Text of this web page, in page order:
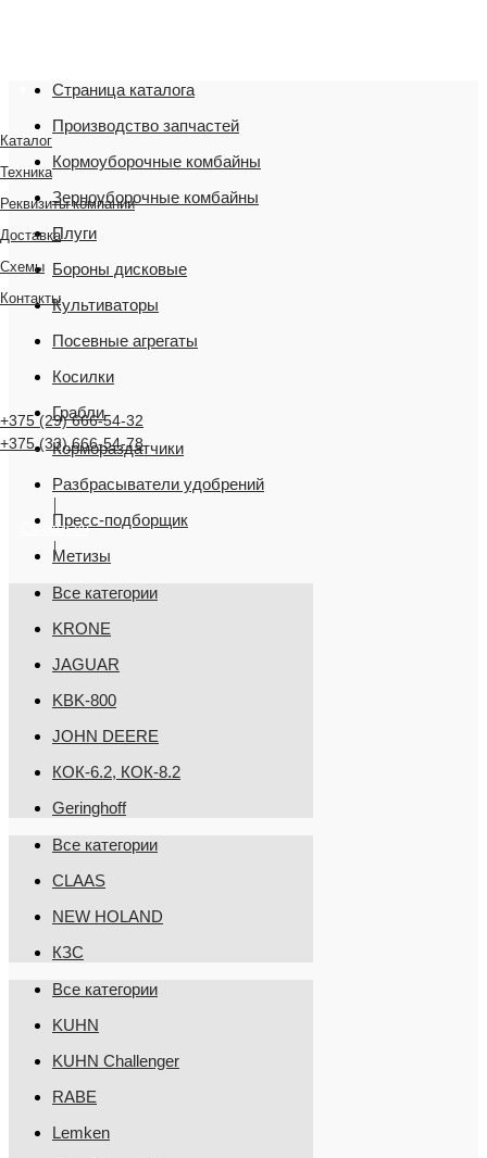
Каталог
Техника
Реквизиты компании
Доставка
Схемы
Контакты
+375 (29) 666-54-32
+375 (33) 666-54-78
Связаться
Страница каталога
Производство запчастей
Кормоуборочные комбайны
Зерноуборочные комбайны
Плуги
Бороны дисковые
Культиваторы
Посевные агрегаты
Косилки
Грабли
Кормораздатчики
Разбрасыватели удобрений
Пресс-подборщик
Метизы
Все категории
KRONE
JAGUAR
KBK-800
JOHN DEERE
КОК-6.2, КОК-8.2
Geringhoff
Все категории
CLAAS
NEW HOLAND
КЗС
Все категории
KUHN
KUHN Challenger
RABE
Lemken